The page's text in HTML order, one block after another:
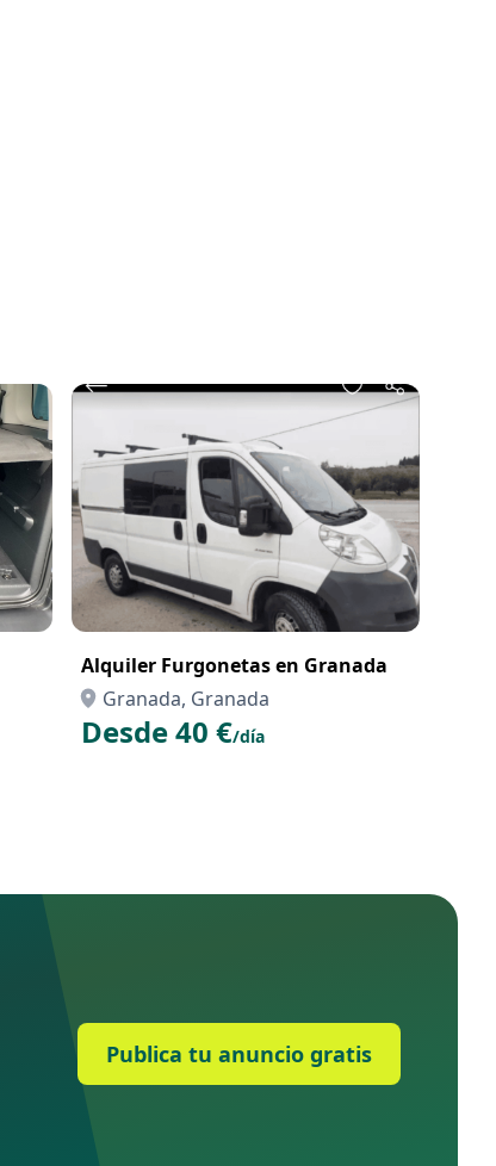
Alquiler Furgonetas en Granada
Granada, Granada
Desde 40 €/día
Publica tu anuncio gratis